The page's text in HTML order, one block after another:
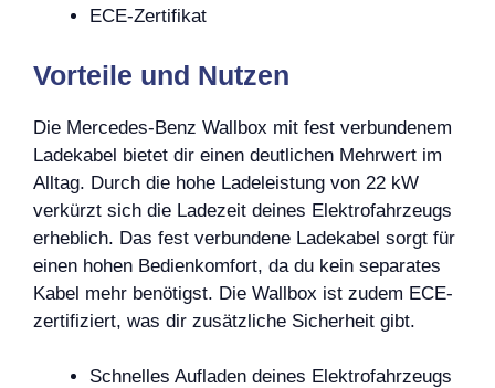
ECE-Zertifikat
Vorteile und Nutzen
Die Mercedes-Benz Wallbox mit fest verbundenem
Ladekabel bietet dir einen deutlichen Mehrwert im
Alltag. Durch die hohe Ladeleistung von 22 kW
verkürzt sich die Ladezeit deines Elektrofahrzeugs
erheblich. Das fest verbundene Ladekabel sorgt für
einen hohen Bedienkomfort, da du kein separates
Kabel mehr benötigst. Die Wallbox ist zudem ECE-
zertifiziert, was dir zusätzliche Sicherheit gibt.
Schnelles Aufladen deines Elektrofahrzeugs